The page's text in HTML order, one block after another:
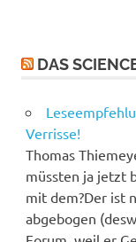
DAS
Verrisse!
Thomas
müssten ja jetzt
mit dem?Der ist
abgebogen